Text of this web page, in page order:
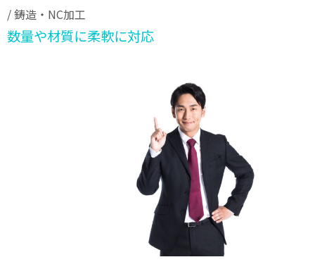
/鋳造・NC加工
数量や材質に柔軟に対応